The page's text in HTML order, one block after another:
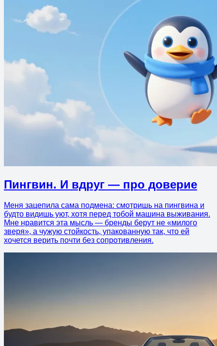
Пингвин. И вдруг — про доверие
Меня зацепила сама подмена: смотришь на пингвина и
будто видишь уют, хотя перед тобой машина выживания.
Мне нравится эта мысль — бренды берут не «милого
зверя», а чужую стойкость, упакованную так, что ей
хочется верить почти без сопротивления.